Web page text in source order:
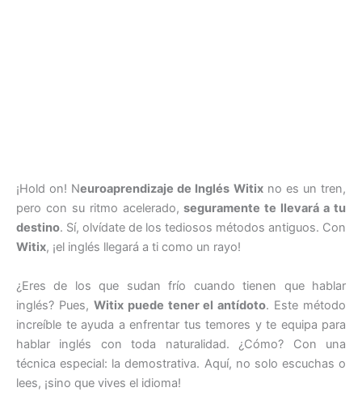
¡Hold on! Neuroaprendizaje de Inglés Witixno es un tren,
pero con su ritmo acelerado, seguramente te llevará a tu
destino. Sí, olvídate de los tediosos métodos antiguos. Con
Witix, ¡el inglés llegará a ti como un rayo!
¿Eres de los que sudan frío cuando tienen que hablar
inglés? Pues, Witix puede tener el antídoto. Este método
increíble te ayuda a enfrentar tus temores y te equipa para
hablar inglés con toda naturalidad. ¿Cómo? Con una
técnica especial: la demostrativa. Aquí, no solo escuchas o
lees, ¡sino que vives el idioma!